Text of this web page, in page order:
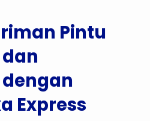
Pintu
Express